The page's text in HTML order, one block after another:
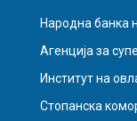
Народна банка
Агенција за
Институт на
Стопанска